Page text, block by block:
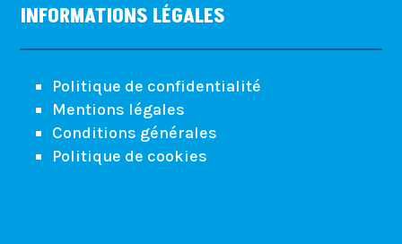
INFORMATIONS LÉGALES
Politique de confidentialité
Mentions légales
Conditions générales
Politique de cookies